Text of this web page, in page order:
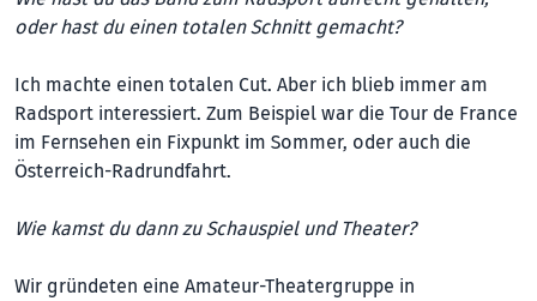
oder hast du einen totalen Schnitt gemacht?
Ich machte einen totalen Cut. Aber ich blieb immer am
Radsport interessiert. Zum Beispiel war die Tour de France
im Fernsehen ein Fixpunkt im Sommer, oder auch die
Österreich-Radrundfahrt.
Wie kamst du dann zu Schauspiel und Theater?
Wir gründeten eine Amateur-Theatergruppe in